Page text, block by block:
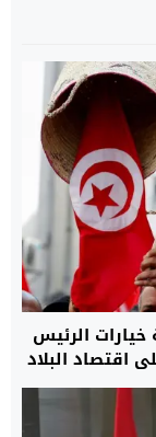
الرئيس
اقتصاد البلاد